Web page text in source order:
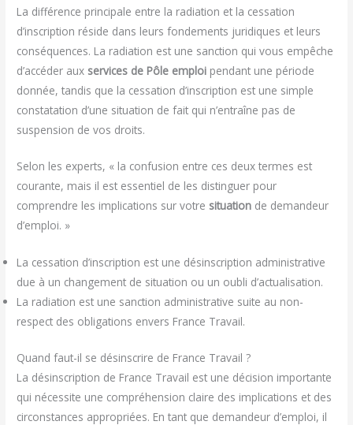
La différence principale entre la radiation et la cessation
d’inscription réside dans leurs fondements juridiques et leurs
conséquences. La radiation est une sanction qui vous empêche
d’accéder aux services de Pôle emploi pendant une période
donnée, tandis que la cessation d’inscription est une simple
constatation d’une situation de fait qui n’entraîne pas de
suspension de vos droits.
Selon les experts, « la confusion entre ces deux termes est
courante, mais il est essentiel de les distinguer pour
comprendre les implications sur votre situation de demandeur
d’emploi. »
La cessation d’inscription est une désinscription administrative
due à un changement de situation ou un oubli d’actualisation.
La radiation est une sanction administrative suite au non-
respect des obligations envers France Travail.
Quand faut-il se désinscrire de France Travail ?
La désinscription de France Travail est une décision importante
qui nécessite une compréhension claire des implications et des
circonstances appropriées. En tant que demandeur d’emploi, il